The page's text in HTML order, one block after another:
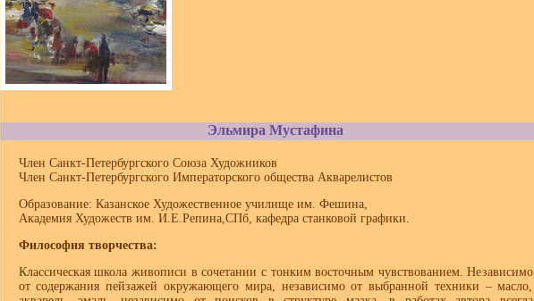
Эльмира Мустафина
Член Санкт-Петербургского Союза Художников
Член Санкт-Петербургского Императорского общества Акварелистов
Образование: Казанское Художественное училище им. Фешина,
Академия Художеств им. И.Е.Репина,СПб, кафедра станковой графики.
Философия творчества:
Классическая школа живописи в сочетании с тонким восточным чувствованием. Независимо
от содержания пейзажей окружающего мира, независимо от выбранной техники – масло,